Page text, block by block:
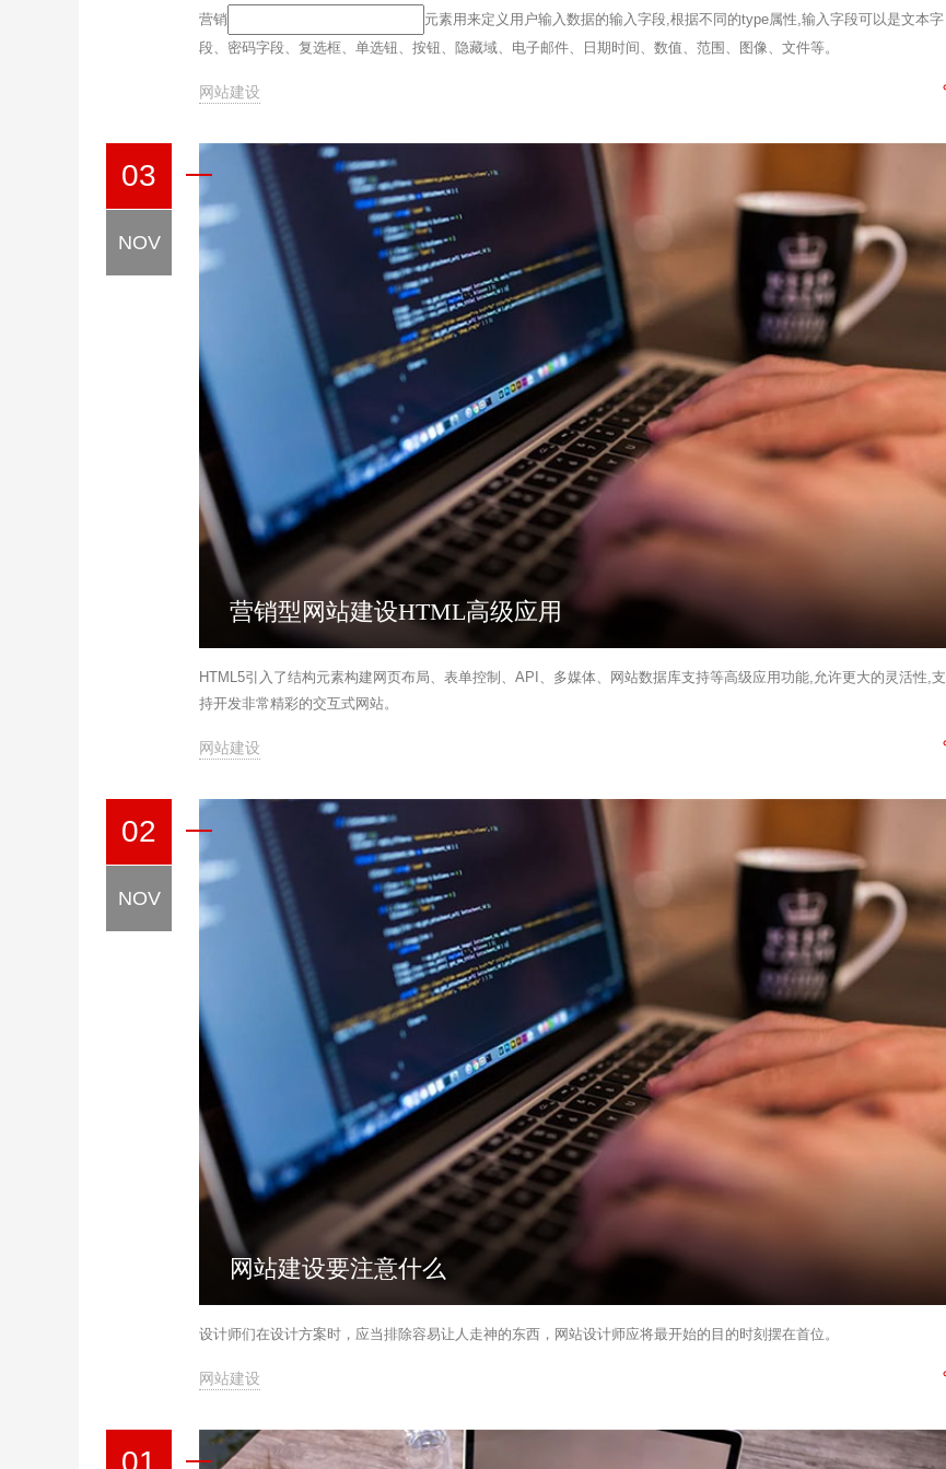
营销
元素用来定义用户输入数据的输入字段,根据不同的type属性,输入字段可以是文本字
段、密码字段、复选框、单选钮、按钮、隐藏域、电子邮件、日期时间、数值、范围、图像、文件等。
网站建设
03
NOV
营销型网站建设HTML高级应用
HTML5引入了结构元素构建网页布局、表单控制、API、多媒体、网站数据库支持等高级应用功能,允许更大的灵活性,支
持开发非常精彩的交互式网站。
网站建设
02
NOV
网站建设要注意什么
设计师们在设计方案时，应当排除容易让人走神的东西，网站设计师应将最开始的目的时刻摆在首位。
网站建设
01